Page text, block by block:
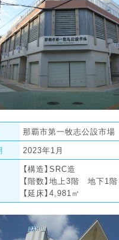
那覇市第一牧志公設市場
2023年1月
【構造】SRC造
【階数】地上3階 地下1階
【延床】4,981㎡